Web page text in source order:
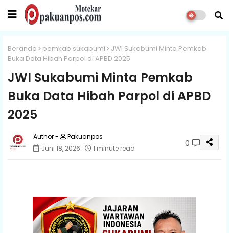
Beranda pemkab sukabumi
JWI Sukabumi Minta Pemkab
Buka Data Hibah Parpol di APBD 2025
JWI Sukabumi Minta Pemkab
Buka Data Hibah Parpol di APBD
2025
Pakuanpos
Juni 18, 2026
1 minute read 0